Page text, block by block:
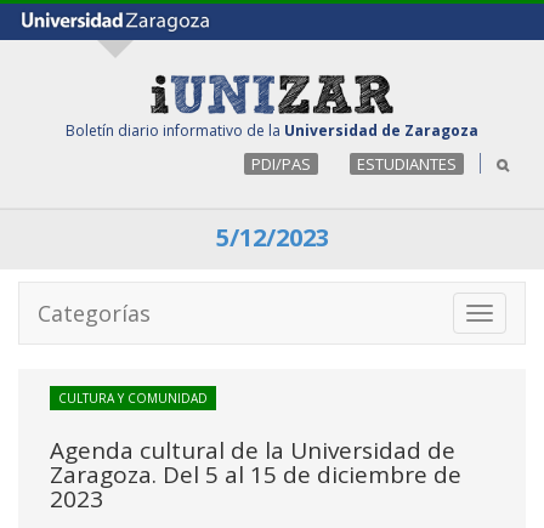
Boletín diario informativo de la Universidad de Zaragoza
PDI/PAS ESTUDIANTES
5/12/2023
Toggle
Categorías
CULTURA Y COMUNIDAD
Agenda cultural de la Universidad de
Zaragoza. Del 5 al 15 de diciembre de
2023